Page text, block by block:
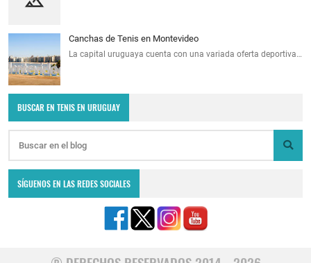
Canchas de Tenis en Montevideo
La capital uruguaya cuenta con una variada oferta deportiva…
BUSCAR EN TENIS EN URUGUAY
SÍGUENOS EN LAS REDES SOCIALES